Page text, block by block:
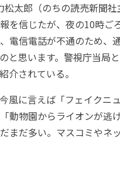
太郎（のちの読売新聞
を信じたが、夜の10時ご
電信電話が不通のため、
と思います。警視庁当局
介されている。
風に言えば「フェイクニ
動物園からライオンが逃
まだ多い。マスコミやネ